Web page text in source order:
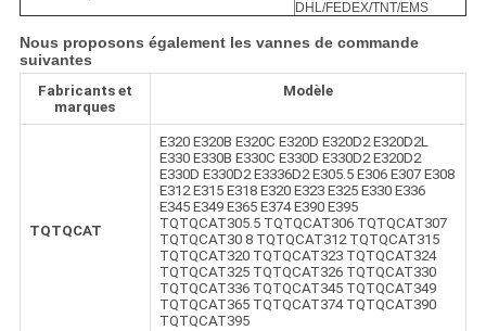
DHL/FEDEX/TNT/EMS
Nous proposons également les vannes de commande
suivantes
Fabricants et
marques
Modèle
TQTQCAT
E320 E320B E320C E320D E320D2 E320D2L
E330 E330B E330C E330D E330D2 E320D2
E330D E330D2 E3336D2 E305.5 E306 E307 E308
E312 E315 E318 E320 E323 E325 E330 E336
E345 E349 E365 E374 E390 E395
TQTQCAT305.5 TQTQCAT306 TQTQCAT307
TQTQCAT30 8 TQTQCAT312 TQTQCAT315
TQTQCAT320 TQTQCAT323 TQTQCAT324
TQTQCAT325 TQTQCAT326 TQTQCAT330
TQTQCAT336 TQTQCAT345 TQTQCAT349
TQTQCAT365 TQTQCAT374 TQTQCAT390
TQTQCAT395